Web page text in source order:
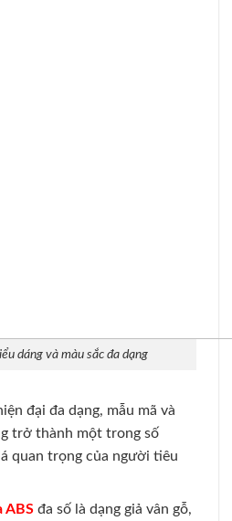
dáng và màu sắc đa dạng
đại đa dạng, mẫu mã và
trở thành một trong số
quan trọng của người tiêu
ABS đa số là dạng giả vân gỗ,